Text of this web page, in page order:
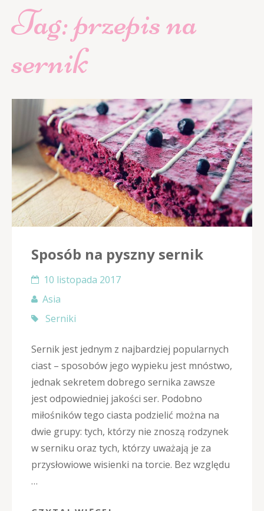
Tag:przepis na
sernik
Sposób na pyszny sernik
10 listopada 2017
Asia
Serniki
Sernik jest jednym z najbardziej popularnych
ciast – sposobów jego wypieku jest mnóstwo,
jednak sekretem dobrego sernika zawsze
jest odpowiedniej jakości ser. Podobno
miłośników tego ciasta podzielić można na
dwie grupy: tych, którzy nie znoszą rodzynek
w serniku oraz tych, którzy uważają je za
przysłowiowe wisienki na torcie. Bez względu
…